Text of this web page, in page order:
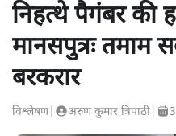
निहत्थे पैगंबर की
मानसपुत्रः
बरकरार
विश्लेषण| अरुण कुमार त्रिपाठी